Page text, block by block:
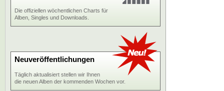
Die offiziellen wöchentlichen Charts für
Alben, Singles und Downloads.
Neuveröffentlichungen
Täglich aktualisiert stellen wir Ihnen
die neuen Alben der kommenden Wochen vor.